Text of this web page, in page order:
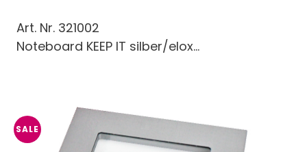
Art. Nr. 321002
Noteboard KEEP IT silber/elox...
SALE